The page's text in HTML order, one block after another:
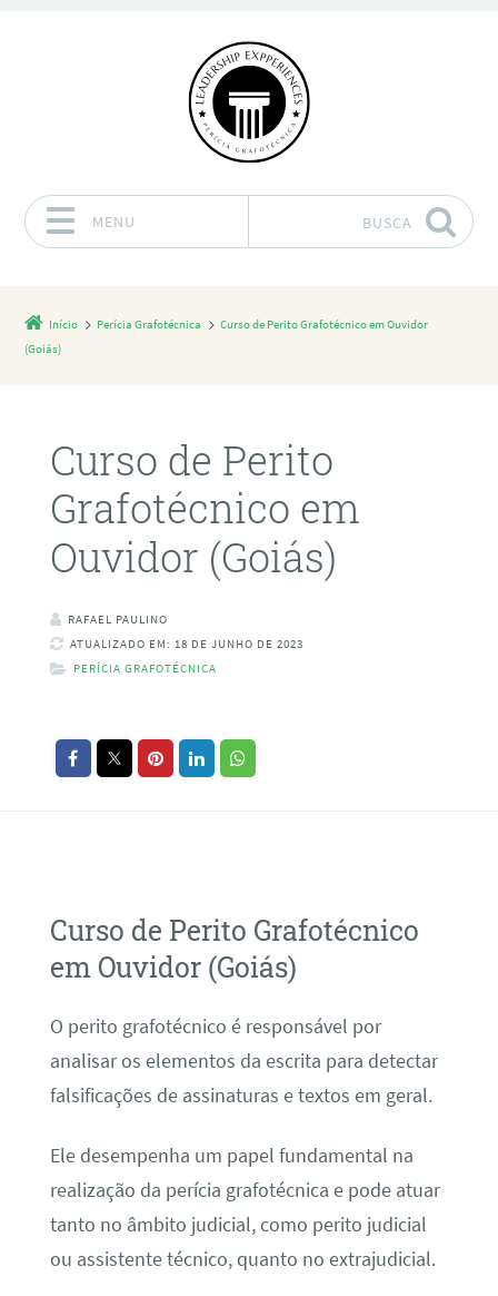
MENU BUSCA
Início Perícia Grafotécnica
Curso de Perito Grafotécnico em Ouvidor
(Goiás)
Curso de Perito
Grafotécnico em
Ouvidor (Goiás)
RAFAEL PAULINO
ATUALIZADO EM: 18 DE JUNHO DE 2023
PERÍCIA GRAFOTÉCNICA
Curso de Perito Grafotécnico
em Ouvidor (Goiás)
O perito grafotécnico é responsável por
analisar os elementos da escrita para detectar
falsificações de assinaturas e textos em geral.
Ele desempenha um papel fundamental na
realização da perícia grafotécnica e pode atuar
tanto no âmbito judicial, como perito judicial
ou assistente técnico, quanto no extrajudicial.